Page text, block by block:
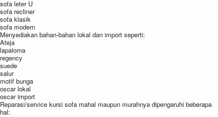
sofa leter U
sofa recliner
sofa klasik
sofa modern
Menyediakan bahan-bahan lokal dan import seperti:
Ateja
lapaloma
regency
suede
salur
motif bunga
oscar lokal
oscar import
Reparasi/service kursi sofa mahal maupun murahnya dipengaruhi beberapa
hal: